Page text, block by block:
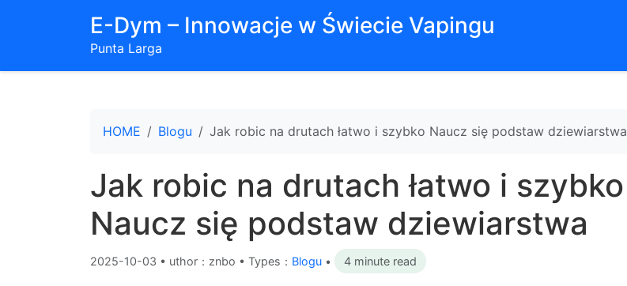
E-Dym – Innowacje w Świecie Vapingu
Punta Larga
HOME Blogu Jak robic na drutach łatwo i szybko Naucz się podstaw dziewiarstwa
Jak robic na drutach łatwo i szybko
Naucz się podstaw dziewiarstwa
2025-10-03 • uthor：znbo • Types： Blogu • 4 minute read